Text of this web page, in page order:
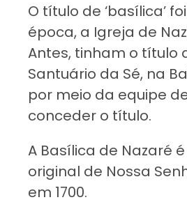
O título de ‘basílica’
época, a Igreja de
Antes, tinham o título
Santuário da Sé, na
por meio da equipe
conceder o título.
A Basílica de Nazaré
original de Nossa
em 1700.